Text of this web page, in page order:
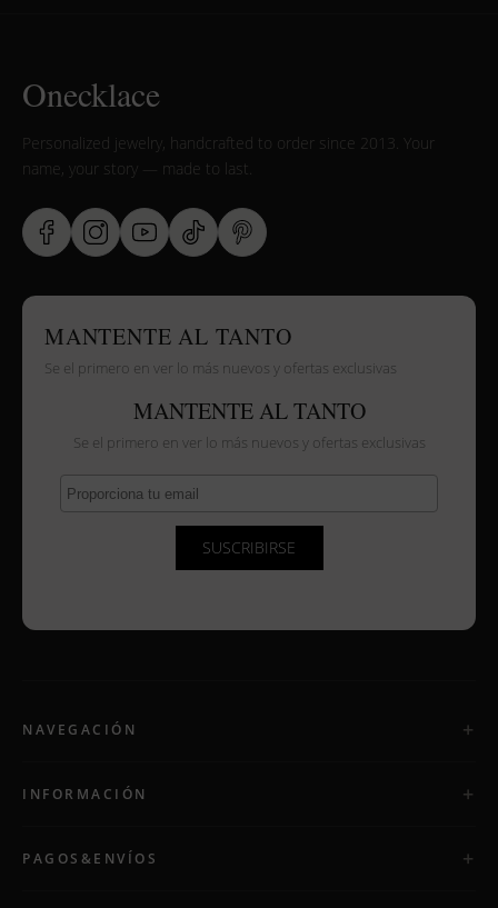
Onecklace
Personalized jewelry, handcrafted to order since 2013. Your
name, your story — made to last.
MANTENTE AL TANTO
Se el primero en ver lo más nuevos y ofertas exclusivas
MANTENTE AL TANTO
Se el primero en ver lo más nuevos y ofertas exclusivas
Proporciona tu email
SUSCRIBIRSE
NAVEGACIÓN
INFORMACIÓN
PAGOS&ENVÍOS